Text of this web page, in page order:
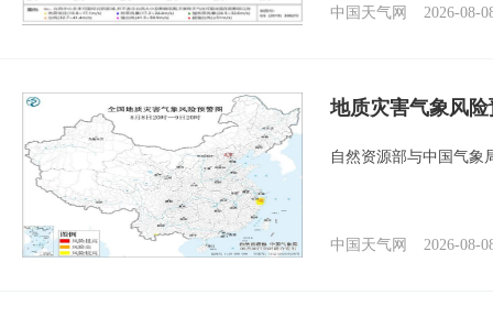
中国天气网 2026-08-
地质灾害气象风
自然资源部与中国气象
中国天气网 2026-08-